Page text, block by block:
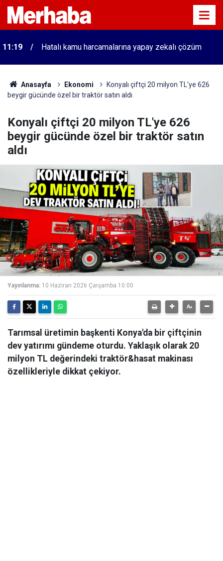
11:19 Hatalı kamu harcamalarına yapay zekalı çözüm
Anasayfa Ekonomi
Konyalı çiftçi 20 milyon TL'ye 626
beygir gücünde özel bir traktör satın aldı
Konyalı çiftçi 20 milyon TL'ye 626
beygir gücünde özel bir traktör satın
aldı
Yayınlanma: 10 Haziran 2026 Çarşamba 10:00
Tarımsal üretimin başkenti Konya'da bir çiftçinin
dev yatırımı gündeme oturdu. Yaklaşık olarak 20
milyon TL değerindeki traktör&hasat makinası
özellikleriyle dikkat çekiyor.